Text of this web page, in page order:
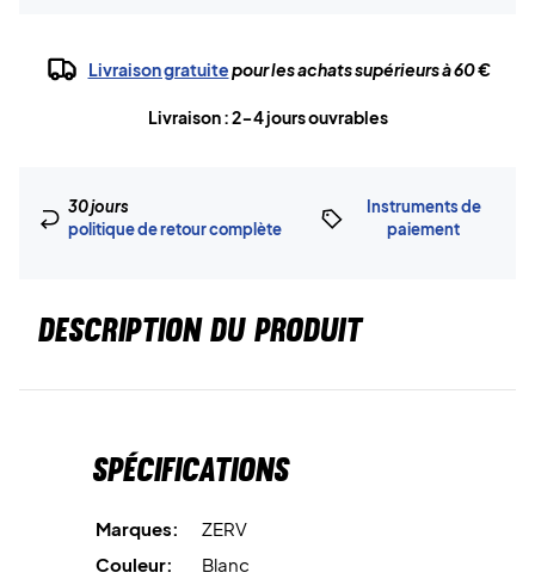
Livraison gratuitepour les achats supérieurs à 60 €
Livraison : 2-4 jours ouvrables
30 jours
politique de retour complète
Instruments de
paiement
DESCRIPTION DU PRODUIT
Spécifications
Marques:
ZERV
Couleur:
Blanc